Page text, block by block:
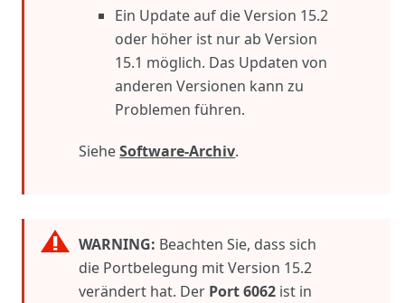
Ein Update auf die Version 15.2
oder höher ist nur ab Version
15.1 möglich. Das Updaten von
anderen Versionen kann zu
Problemen führen.
SieheSoftware-Archiv.
WARNING: Beachten Sie, dass sich
die Portbelegung mit Version 15.2
verändert hat. Der Port 6062 ist in